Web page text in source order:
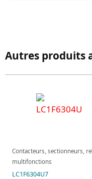
Autres produits
Contacteurs, sectionneurs,
multifonctions
LC1F6304U7